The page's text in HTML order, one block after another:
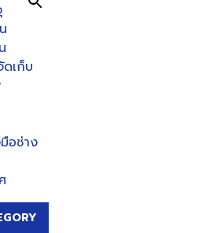
เก็บ
อช่าง